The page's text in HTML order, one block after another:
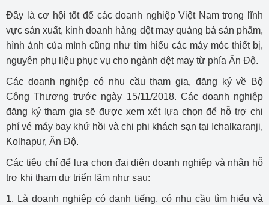
Đây là cơ hội tốt để các doanh nghiệp Việt Nam trong lĩnh
vực sản xuất, kinh doanh hàng dệt may quảng bá sản phẩm,
hình ảnh của mình cũng như tìm hiểu các máy móc thiết bị,
nguyên phụ liệu phục vụ cho ngành dệt may từ phía Ấn Độ.
Các doanh nghiệp có nhu cầu tham gia, đăng ký về Bộ
Công Thương trước ngày 15/11/2018. Các doanh nghiệp
đăng ký tham gia sẽ được xem xét lựa chọn để hỗ trợ chi
phí vé máy bay khứ hồi và chi phi khách sạn tại Ichalkaranji,
Kolhapur, Ấn Độ.
Các tiêu chí để lựa chọn đại diện doanh nghiệp và nhận hỗ
trợ khi tham dự triển lãm như sau:
1. Là doanh nghiệp có danh tiếng, có nhu cầu tìm hiểu và